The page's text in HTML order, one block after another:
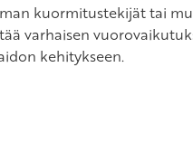
kuormitustekijät tai
varhaisen
kehitykseen.